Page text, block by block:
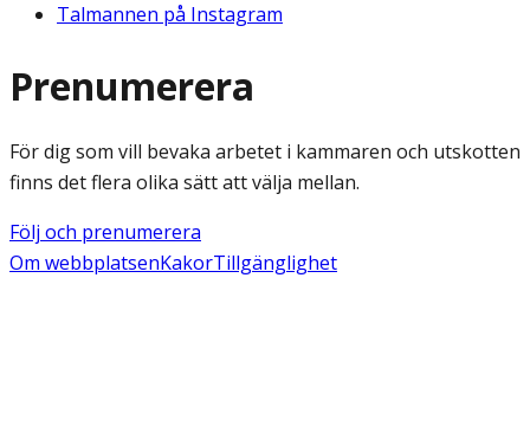
Talmannen på Instagram
Prenumerera
För dig som vill bevaka arbetet i kammaren och utskotten
finns det flera olika sätt att välja mellan.
Följ och prenumerera
Om webbplatsenKakorTillgänglighet